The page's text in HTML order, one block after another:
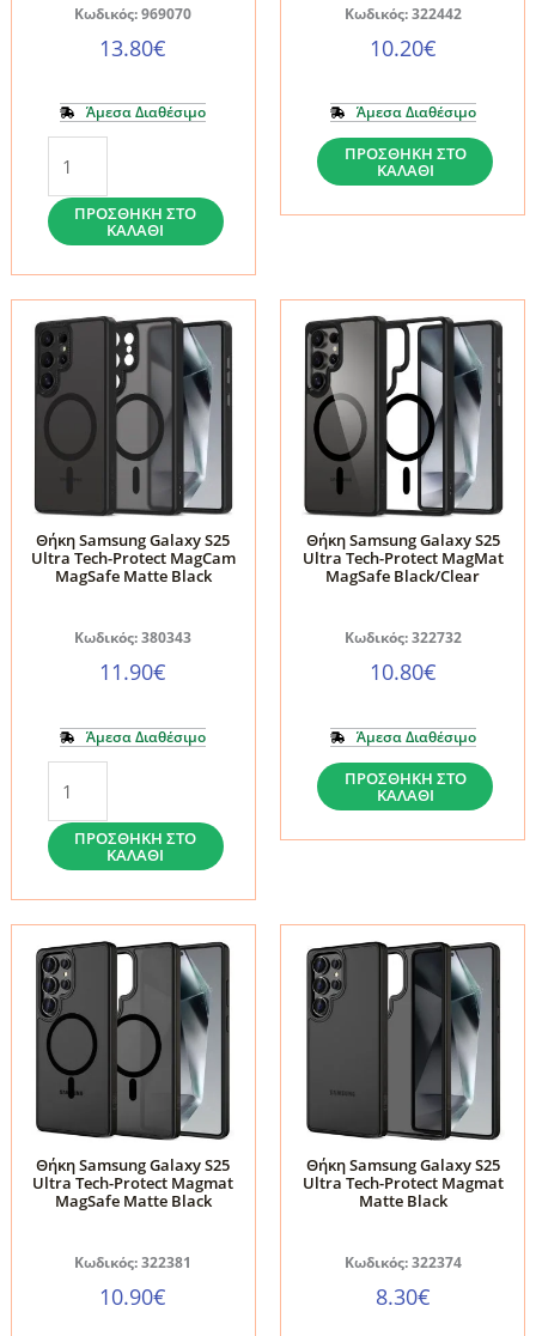
Κωδικός: 969070
13.80€
Άμεσα Διαθέσιμο
Galaxy
S25
Ultra
Ringke
Fusion
Bold
Black
ποσότητα
ΠΡΟΣΘΉΚΗ ΣΤΟ
ΚΑΛΆΘΙ
Κωδικός: 322442
10.20€
Άμεσα Διαθέσιμο
TECH-
PROTECT
DEFENSE
S25
ULTRA
BLACK
ποσότητα
ΠΡΟΣΘΉΚΗ ΣΤΟ
ΚΑΛΆΘΙ
Θήκη Samsung Galaxy S25
Ultra Tech-Protect MagCam
MagSafe Matte Black
Κωδικός: 380343
11.90€
Άμεσα Διαθέσιμο
Samsung
Galaxy
S25
Ultra
Tech-
Protect
MagCam
MagSafe
Matte
Black
ποσότητα
ΠΡΟΣΘΉΚΗ ΣΤΟ
ΚΑΛΆΘΙ
Θήκη Samsung Galaxy S25
Ultra Tech-Protect MagMat
MagSafe Black/Clear
Κωδικός: 322732
10.80€
Άμεσα Διαθέσιμο
Θήκη
Samsung
Galaxy
Tech-
Protect
MagMat
MagSafe
ποσότητα
ΠΡΟΣΘΉΚΗ ΣΤΟ
ΚΑΛΆΘΙ
Θήκη Samsung Galaxy S25
Ultra Tech-Protect Magmat
MagSafe Matte Black
Κωδικός: 322381
10.90€
Θήκη Samsung Galaxy S25
Ultra Tech-Protect Magmat
Matte Black
Κωδικός: 322374
8.30€